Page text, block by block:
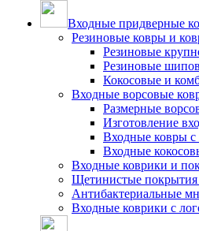
Входные придверные
Резиновые ковры и
Резиновые
Резиновые
Кокосовые и
Входные ворсовые
Размерные
Изготовление
Входные ковры с
Входные
Входные коврики и
Щетинистые покрытия
Антибактериальные
Входные коврики с